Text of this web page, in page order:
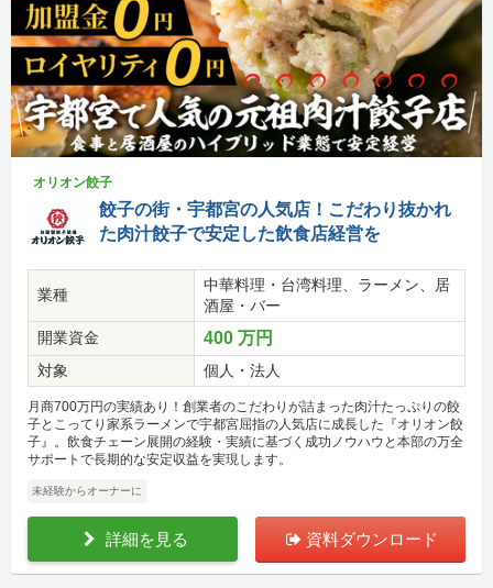
オリオン餃子
餃子の街・宇都宮の人気店！こだわり抜かれ
た肉汁餃子で安定した飲食店経営を
業種
中華料理・台湾料理、ラーメン、居
酒屋・バー
開業資金
400 万円
対象 個人・法人
月商700万円の実績あり！創業者のこだわりが詰まった肉汁たっぷりの餃
子とこってり家系ラーメンで宇都宮屈指の人気店に成長した『オリオン餃
子』。飲食チェーン展開の経験・実績に基づく成功ノウハウと本部の万全
サポートで長期的な安定収益を実現します。
未経験からオーナーに
詳細を見る 資料ダウンロード